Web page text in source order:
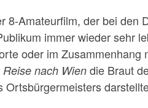
8-Amateurfilm, der bei
immer wieder sehr
oder im
Reise nach Wien die Braut
Ortsbürgermeisters